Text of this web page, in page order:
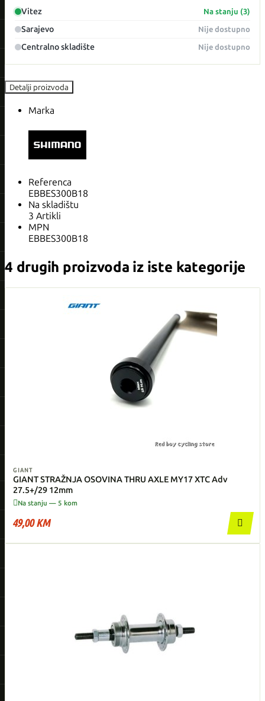
Vitez Na stanju (3)
Sarajevo Nije dostupno
Centralno skladište Nije dostupno
Detalji proizvoda
Marka
Referenca
EBBES300B18
Na skladištu
3 Artikli
MPN
EBBES300B18
4 drugih proizvoda iz iste kategorije
GIANT
GIANT STRAŽNJA OSOVINA THRU AXLE MY17 XTC Adv
27.5+/29 12mm
Na stanju — 5 kom
49,00 KM 